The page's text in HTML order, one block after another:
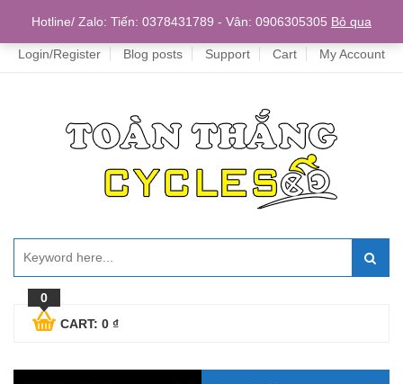
Home
Login/Register Blog posts Support Cart My Account
0
CART: 0 ₫
Hotline/ Zalo: Tiến: 0378431789 - Vân: 0906305305 Bỏ qua